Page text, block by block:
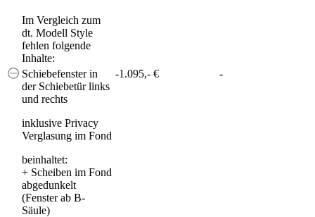
Im Vergleich zum
dt. Modell Style
fehlen folgende
Inhalte:
Schiebefenster in
der Schiebetür links
und rechts
inklusive Privacy
Verglasung im Fond
beinhaltet:
+ Scheiben im Fond
abgedunkelt
(Fenster ab B-
Säule)
-1.095,- € -